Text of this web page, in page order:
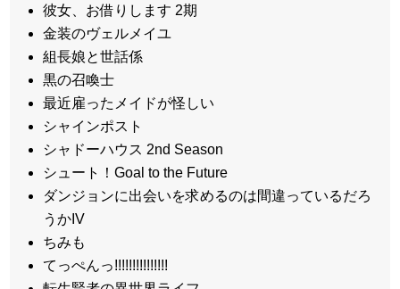
彼女、お借りします 2期
金装のヴェルメイユ
組長娘と世話係
黒の召喚士
最近雇ったメイドが怪しい
シャインポスト
シャドーハウス 2nd Season
シュート！Goal to the Future
ダンジョンに出会いを求めるのは間違っているだろ
うかIV
ちみも
てっぺんっ!!!!!!!!!!!!!!!